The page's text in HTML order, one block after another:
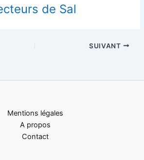
de Sal
SUIVANT
Mentions légales
A propos
Contact